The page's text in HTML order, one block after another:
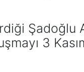
Şadoğlu
3